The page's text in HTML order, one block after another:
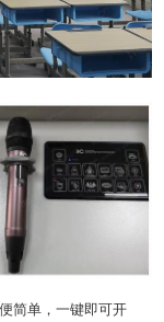
简单，一键即可开